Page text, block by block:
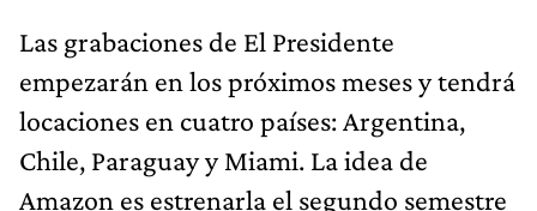
Las grabaciones de El Presidente
empezarán en los próximos meses y tendrá
locaciones en cuatro países: Argentina,
Chile, Paraguay y Miami. La idea de
Amazon es estrenarla el segundo semestre